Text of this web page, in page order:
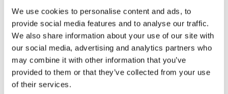
We use cookies to personalise content and ads, to
provide social media features and to analyse our traffic.
We also share information about your use of our site with
our social media, advertising and analytics partners who
may combine it with other information that you’ve
provided to them or that they’ve collected from your use
of their services.